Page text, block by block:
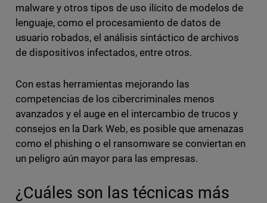
malware y otros tipos de uso ilícito de modelos de
lenguaje, como el procesamiento de datos de
usuario robados, el análisis sintáctico de archivos
de dispositivos infectados, entre otros.
Con estas herramientas mejorando las
competencias de los cibercriminales menos
avanzados y el auge en el intercambio de trucos y
consejos en la Dark Web, es posible que amenazas
como el phishing o el ransomware se conviertan en
un peligro aún mayor para las empresas.
¿Cuáles son las técnicas más